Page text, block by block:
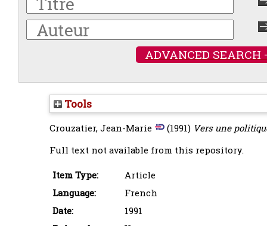
ADVANCED SEARCH
Tools
Crouzatier, Jean-Marie (1991) Vers une
Full text not available from this repository.
Item Type:
Article
Language:
French
Date:
1991